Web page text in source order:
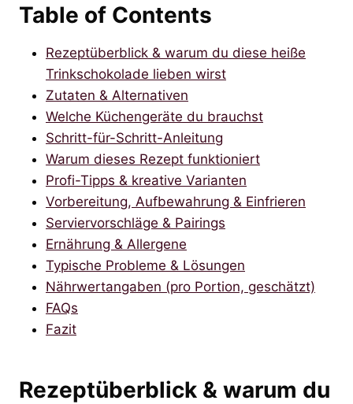
Table of Contents
Rezeptüberblick & warum du diese heiße
Trinkschokolade lieben wirst
Zutaten & Alternativen
Welche Küchengeräte du brauchst
Schritt-für-Schritt-Anleitung
Warum dieses Rezept funktioniert
Profi-Tipps & kreative Varianten
Vorbereitung, Aufbewahrung & Einfrieren
Serviervorschläge & Pairings
Ernährung & Allergene
Typische Probleme & Lösungen
Nährwertangaben (pro Portion, geschätzt)
FAQs
Fazit
Rezeptüberblick & warum du